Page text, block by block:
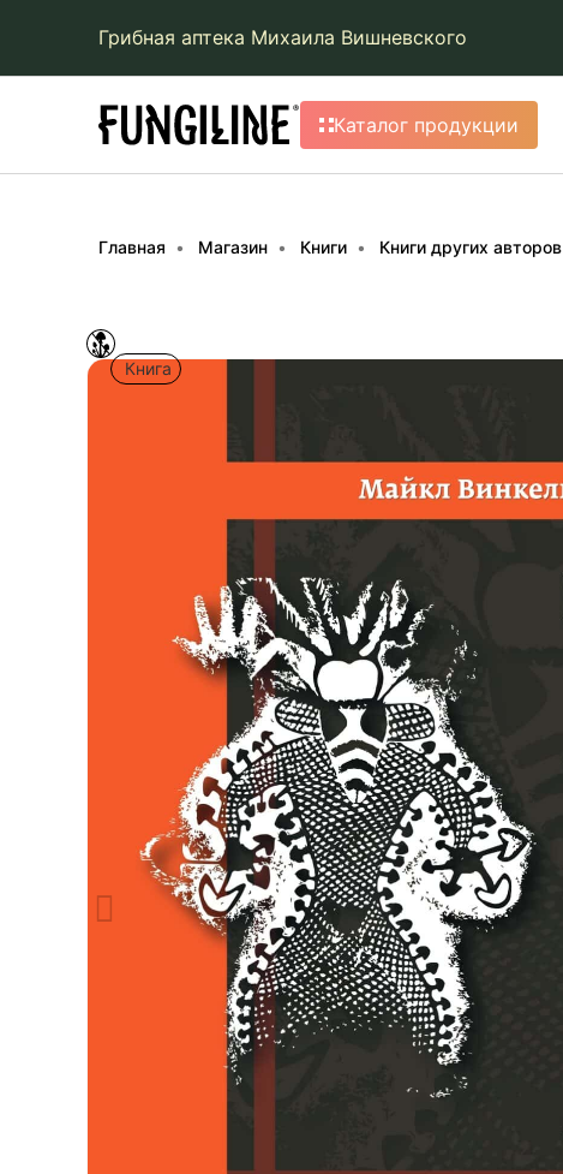
Грибная аптека Михаила Вишневского
Каталог продукции
Главная Магазин Книги Книги других авторов
Книга